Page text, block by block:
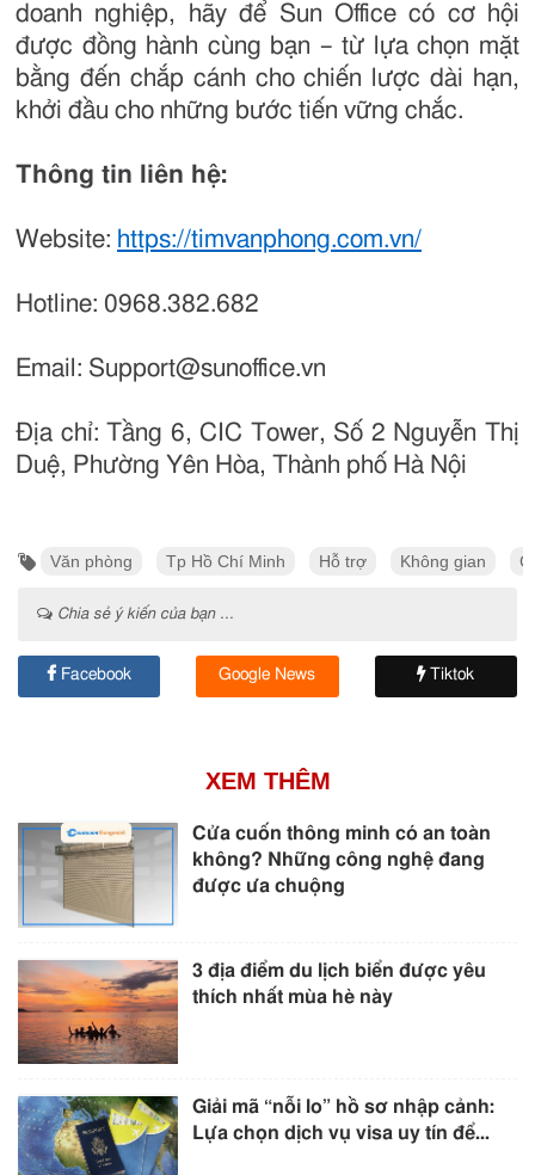
doanh nghiệp, hãy để Sun Office có cơ hội
được đồng hành cùng bạn – từ lựa chọn mặt
bằng đến chắp cánh cho chiến lược dài hạn,
khởi đầu cho những bước tiến vững chắc.
Thông tin liên hệ:
Website: https://timvanphong.com.vn/
Hotline: 0968.382.682
Email: Support@sunoffice.vn
Địa chỉ: Tầng 6, CIC Tower, Số 2 Nguyễn Thị
Duệ, Phường Yên Hòa, Thành phố Hà Nội
Văn phòng Tp Hồ Chí Minh Hỗ trợ Không gian
Chia sẻ ý kiến của bạn ...
Facebook Google News Tiktok
XEM THÊM
Cửa cuốn thông minh có an toàn
không? Những công nghệ đang
được ưa chuộng
3 địa điểm du lịch biển được yêu
thích nhất mùa hè này
Giải mã “nỗi lo” hồ sơ nhập cảnh:
Lựa chọn dịch vụ visa uy tín để...